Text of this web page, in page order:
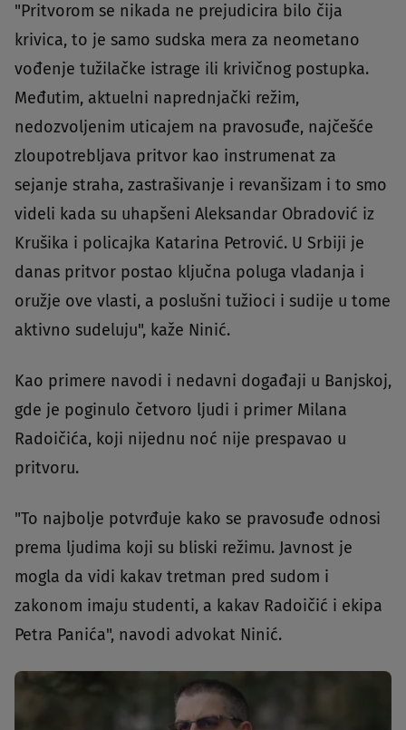
"Pritvorom se nikada ne prejudicira bilo čija
krivica, to je samo sudska mera za neometano
vođenje tužilačke istrage ili krivičnog postupka.
Međutim, aktuelni naprednjački režim,
nedozvoljenim uticajem na pravosuđe, najčešće
zloupotrebljava pritvor kao instrumenat za
sejanje straha, zastrašivanje i revanšizam i to smo
videli kada su uhapšeni Aleksandar Obradović iz
Krušika i policajka Katarina Petrović. U Srbiji je
danas pritvor postao ključna poluga vladanja i
oružje ove vlasti, a poslušni tužioci i sudije u tome
aktivno sudeluju", kaže Ninić.
Kao primere navodi i nedavni događaji u Banjskoj,
gde je poginulo četvoro ljudi i primer Milana
Radoičića, koji nijednu noć nije prespavao u
pritvoru.
"To najbolje potvrđuje kako se pravosuđe odnosi
prema ljudima koji su bliski režimu. Javnost je
mogla da vidi kakav tretman pred sudom i
zakonom imaju studenti, a kakav Radoičić i ekipa
Petra Panića", navodi advokat Ninić.